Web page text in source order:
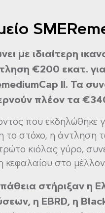
με ιδιαίτερη
€200 εκατ.
II. Τα
πλέον τα
που εκδηλώθηκε
το στόχο, η άντληση
κιόλας γύρο,
στο
στήριξαν η
η EBRD, η